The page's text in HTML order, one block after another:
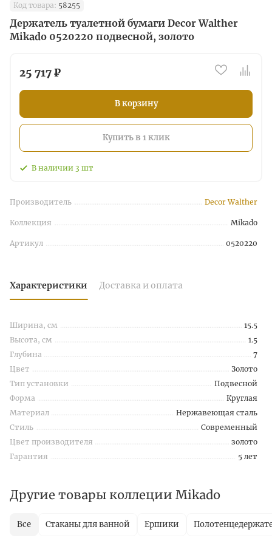
Код товара: 58255
Держатель туалетной бумаги Decor Walther
Mikado 0520220 подвесной, золото
25 717 ₽
В корзину
Купить в 1 клик
В наличии 3 шт
Производитель Decor Walther
Коллекция Mikado
Артикул 0520220
Характеристики Доставка и оплата
Ширина, см
15.5
Высота, см
1.5
Глубина
7
Цвет
Золото
Тип установки
Подвесной
Форма
Круглая
Материал
Нержавеющая сталь
Стиль
Современный
Цвет производителя
золото
Гарантия
5 лет
Другие товары коллеции Mikado
Все Стаканы для ванной Ершики